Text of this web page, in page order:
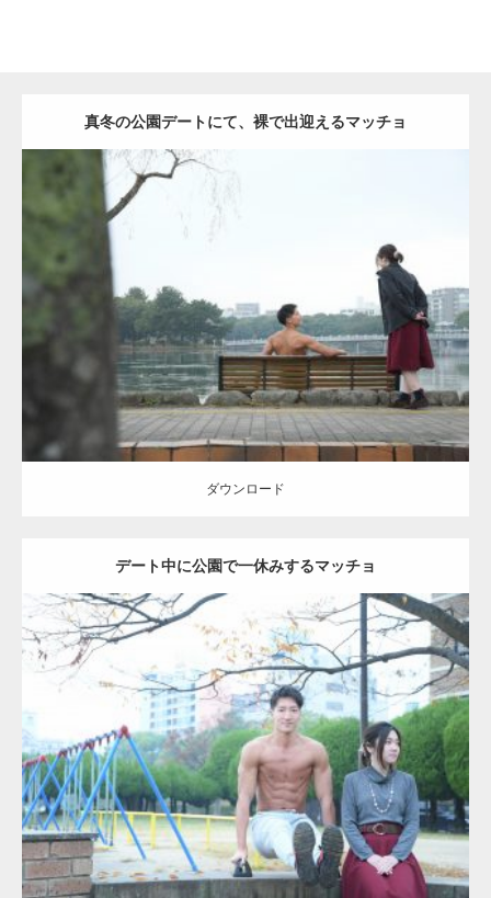
真冬の公園デートにて、裸で出迎えるマッチョ
公園のマッチョ AKIHITO(細マッチョ) 背中
ダウンロード
ダウンロード
デート中に公園で一休みするマッチョ
Update:2021.07.6
Category:公園のマッチョ その他 AKIHITO(細マッチョ) 腹筋
ダウンロード